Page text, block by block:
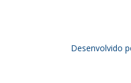
Desenvolvido